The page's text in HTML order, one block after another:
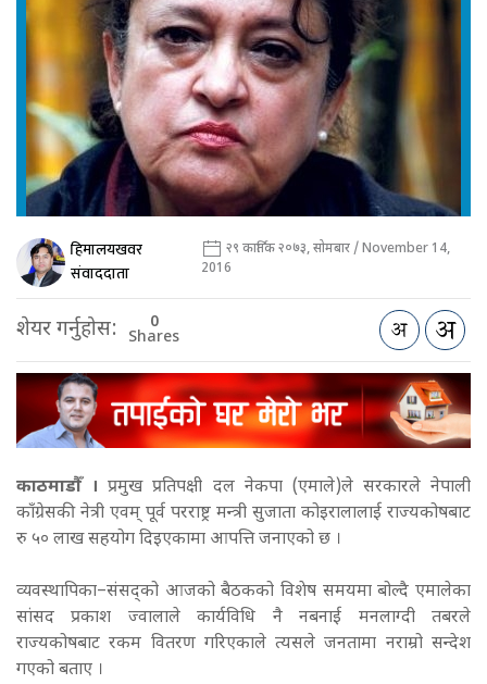
हिमालयखवर
संवाददाता
२९ कार्तिक २०७३, सोमबार / November 14,
2016
शेयर गर्नुहोस: 0
Shares
काठमाडौँ ।प्रमुख प्रतिपक्षी दल नेकपा (एमाले)ले सरकारले नेपाली
काँग्रेसकी नेत्री एवम् पूर्व परराष्ट्र मन्त्री सुजाता कोइरालालाई राज्यकोषबाट
रु ५० लाख सहयोग दिइएकामा आपत्ति जनाएको छ ।
व्यवस्थापिका–संसद्को आजको बैठकको विशेष समयमा बोल्दै एमालेका
सांसद प्रकाश ज्वालाले कार्यविधि नै नबनाई मनलाग्दी तबरले
राज्यकोषबाट रकम वितरण गरिएकाले त्यसले जनतामा नराम्रो सन्देश
गएको बताए ।